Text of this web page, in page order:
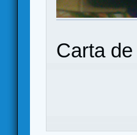
Carta